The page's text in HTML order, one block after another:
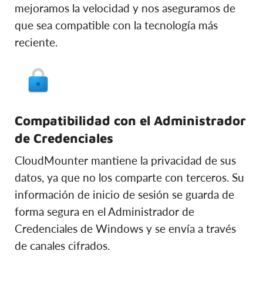
mejoramos la velocidad y nos aseguramos de
que sea compatible con la tecnología más
reciente.
Compatibilidad con el Administrador
de Credenciales
CloudMounter mantiene la privacidad de sus
datos, ya que no los comparte con terceros. Su
información de inicio de sesión se guarda de
forma segura en el Administrador de
Credenciales de Windows y se envía a través
de canales cifrados.